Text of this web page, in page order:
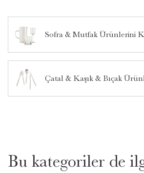
Bu ürün hakkında daha önce hiç
Sofra & Mutfak Ürünlerini
Çatal & Kaşık & Bıçak
Bu kategoriler de